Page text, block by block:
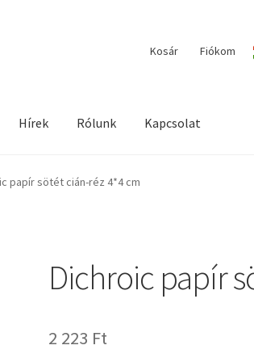
Kosár Fiókom
Hírek Rólunk Kapcsolat
Elérhetőségeink Fiókom
papír sötét cián-réz 4*4 cm
Dichroic papír
2 223 Ft